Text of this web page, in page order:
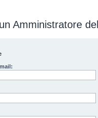
Amministratore